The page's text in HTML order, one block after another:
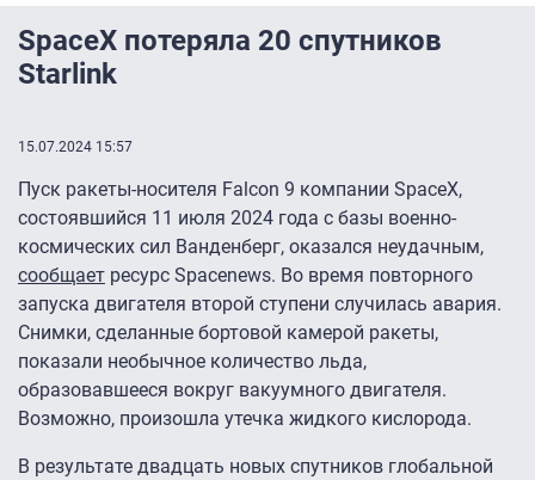
SpaceX потеряла 20 спутников
Starlink
15.07.2024 15:57
Пуск ракеты-носителя Falcon 9 компании SpaceX,
состоявшийся 11 июля 2024 года с базы военно-
космических сил Ванденберг, оказался неудачным,
сообщает ресурс Spacenews. Во время повторного
запуска двигателя второй ступени случилась авария.
Снимки, сделанные бортовой камерой ракеты,
показали необычное количество льда,
образовавшееся вокруг вакуумного двигателя.
Возможно, произошла утечка жидкого кислорода.
В результате двадцать новых спутников глобальной